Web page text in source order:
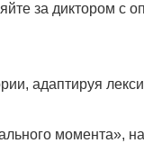
за диктором с
адаптируя
момента»,